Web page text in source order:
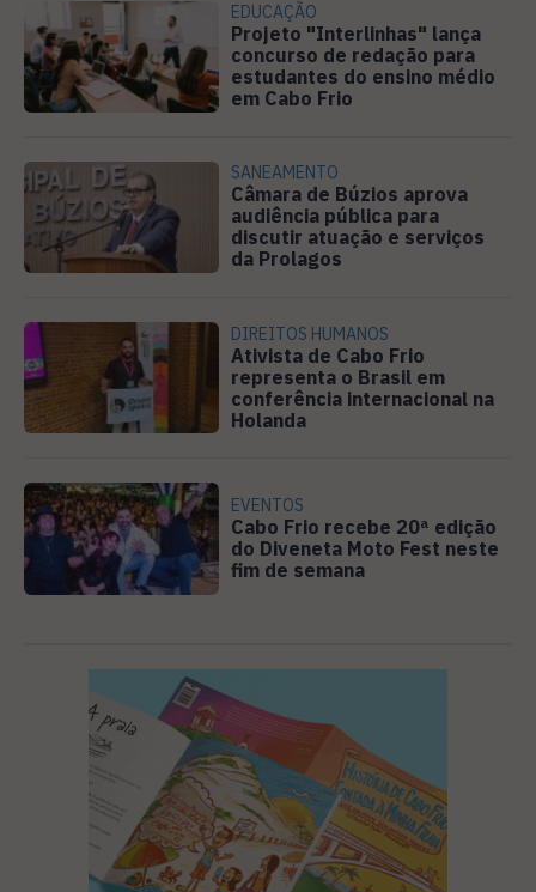
EDUCAÇÃO
Projeto "Interlinhas" lança
concurso de redação para
estudantes do ensino médio
em Cabo Frio
SANEAMENTO
Câmara de Búzios aprova
audiência pública para
discutir atuação e serviços
da Prolagos
DIREITOS HUMANOS
Ativista de Cabo Frio
representa o Brasil em
conferência internacional na
Holanda
EVENTOS
Cabo Frio recebe 20ª edição
do Diveneta Moto Fest neste
fim de semana